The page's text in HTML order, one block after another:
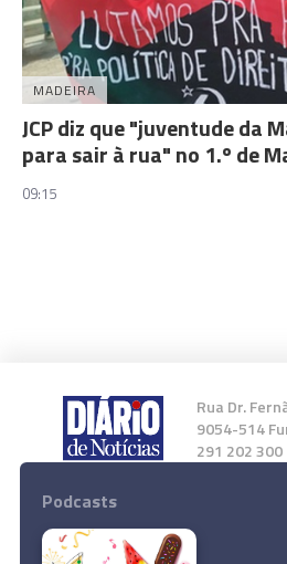
MADEIRA
JCP diz que "juventude da
para sair à rua" no 1.º de
09:15
Rua Dr.
9054-514
291 202 300
Instale a
Podcasts